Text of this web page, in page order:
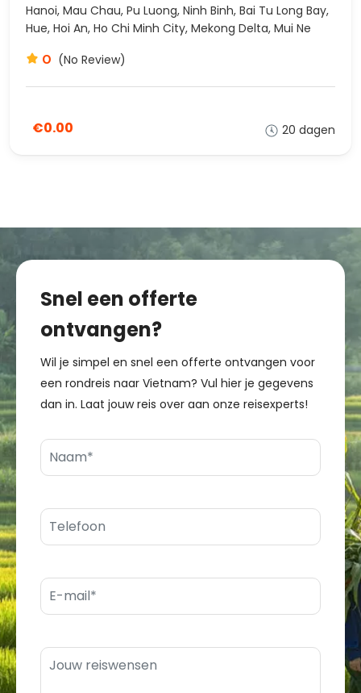
Hanoi, Mau Chau, Pu Luong, Ninh Binh, Bai Tu Long Bay,
Hue, Hoi An, Ho Chi Minh City, Mekong Delta, Mui Ne
0 (No Review)
€0.00 20 dagen
Snel een offerte
ontvangen?
Wil je simpel en snel een offerte ontvangen voor
een rondreis naar Vietnam? Vul hier je gegevens
dan in. Laat jouw reis over aan onze reisexperts!